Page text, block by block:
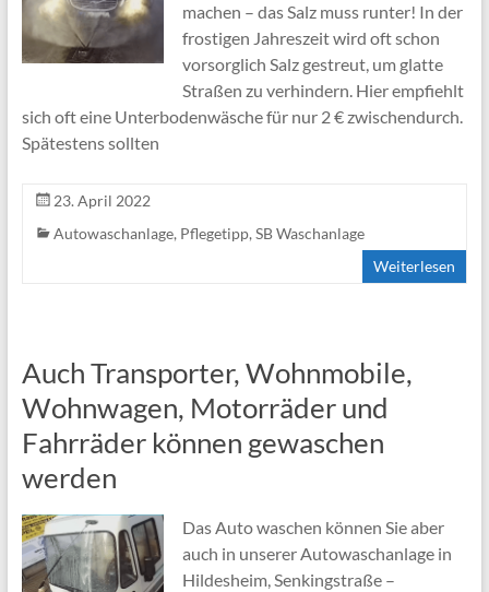
machen – das Salz muss runter! In der
frostigen Jahreszeit wird oft schon
vorsorglich Salz gestreut, um glatte
Straßen zu verhindern. Hier empfiehlt
sich oft eine Unterbodenwäsche für nur 2 € zwischendurch.
Spätestens sollten
23. April 2022
Autowaschanlage, Pflegetipp, SB Waschanlage
Weiterlesen
Auch Transporter, Wohnmobile,
Wohnwagen, Motorräder und
Fahrräder können gewaschen
werden
Das Auto waschen können Sie aber
auch in unserer Autowaschanlage in
Hildesheim, Senkingstraße –